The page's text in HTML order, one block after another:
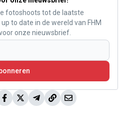
fotoshoots tot de laatste
to date in de wereld van FHM
onze nieuwsbrief.